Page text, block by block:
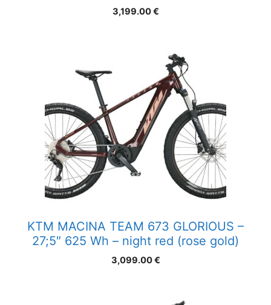
3,199.00€
KTM MACINA TEAM 673 GLORIOUS –
27;5″ 625 Wh – night red (rose gold)
3,099.00€